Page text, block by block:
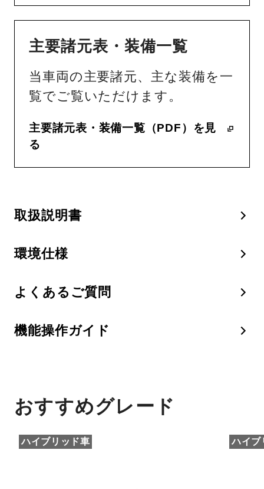
主要諸元表・装備一覧
当車両の主要諸元、主な装備を一
覧でご覧いただけます。
主要諸元表・装備一覧（PDF）を見
る
取扱説明書
環境仕様
よくあるご質問
機能操作ガイド
おすすめグレード
ハイブリッド車 ハイブ